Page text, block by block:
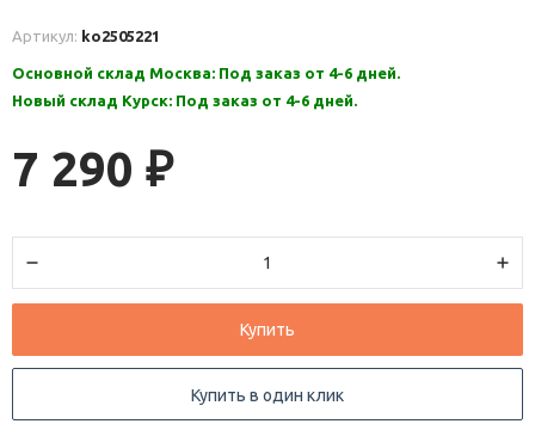
Артикул: ko2505221
Основной склад Москва: Под заказ от 4-6 дней.
Новый склад Курск: Под заказ от 4-6 дней.
7 290 ₽
Купить
Купить в один клик